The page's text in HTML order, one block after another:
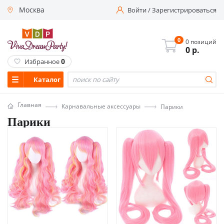
Москва Войти/Зарегистрироваться
Каталог
0 0 позиций
0 р.
Избранное0
Главная Карнавальные аксессуары Парики
Парики